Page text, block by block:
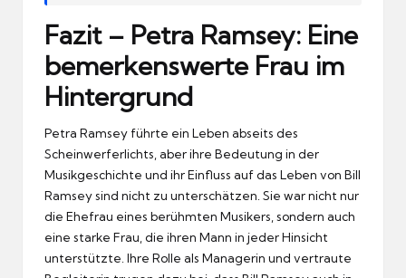
Fazit – Petra Ramsey: Eine
bemerkenswerte Frau im
Hintergrund
Petra Ramsey führte ein Leben abseits des
Scheinwerferlichts, aber ihre Bedeutung in der
Musikgeschichte und ihr Einfluss auf das Leben von Bill
Ramsey sind nicht zu unterschätzen. Sie war nicht nur
die Ehefrau eines berühmten Musikers, sondern auch
eine starke Frau, die ihren Mann in jeder Hinsicht
unterstützte. Ihre Rolle als Managerin und vertraute